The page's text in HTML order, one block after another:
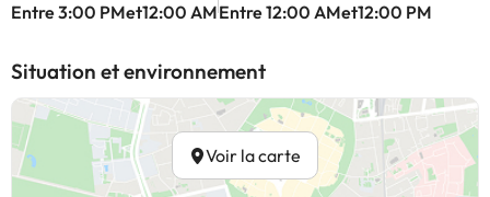
Entre 3:00 PMet12:00 AMEntre 12:00 AMet12:00 PM
Situation et environnement
Voir la carte